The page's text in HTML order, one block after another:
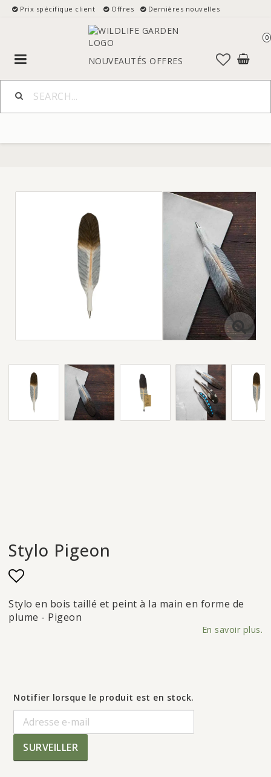
Prix spécifique client Offres Dernières nouvelles
NOUVEAUTÉS OFFRES
0
Toggle
navigation
Stylo Pigeon
Add to list of favorites
Stylo en bois taillé et peint à la main en forme de
plume - Pigeon
En savoir plus.
Notifier lorsque le produit est en stock.
SURVEILLER